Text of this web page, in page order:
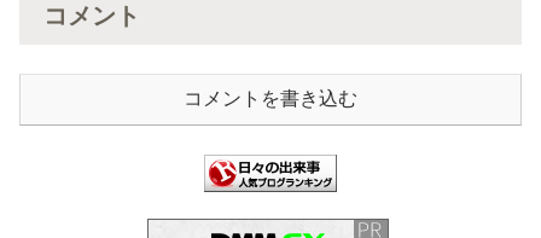
コメント
コメントを書き込む